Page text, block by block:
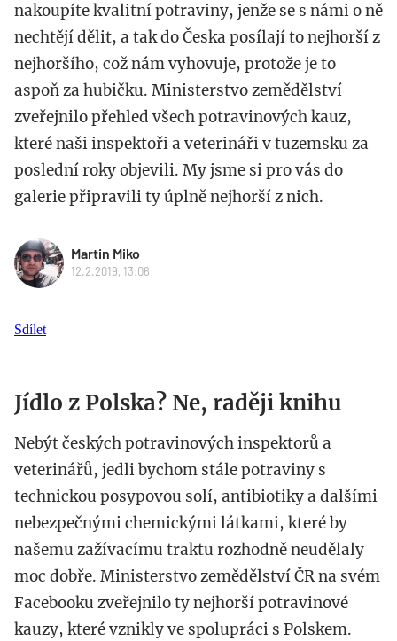
nakoupíte kvalitní potraviny, jenže se s námi o ně
nechtějí dělit, a tak do Česka posílají to nejhorší z
nejhoršího, což nám vyhovuje, protože je to
aspoň za hubičku. Ministerstvo zemědělství
zveřejnilo přehled všech potravinových kauz,
které naši inspektoři a veterináři v tuzemsku za
poslední roky objevili. My jsme si pro vás do
galerie připravili ty úplně nejhorší z nich.
Martin Miko
12.2.2019, 13:06
Sdílet
Jídlo z Polska? Ne, raději knihu
Nebýt českých potravinových inspektorů a
veterinářů, jedli bychom stále potraviny s
technickou posypovou solí, antibiotiky a dalšími
nebezpečnými chemickými látkami, které by
našemu zažívacímu traktu rozhodně neudělaly
moc dobře. Ministerstvo zemědělství ČR na svém
Facebooku zveřejnilo ty nejhorší potravinové
kauzy, které vznikly ve spolupráci s Polskem.